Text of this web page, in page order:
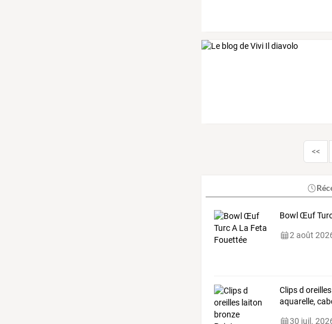
<<
Bowl Œuf
2 août
Clipsd oreilles
aquarelle,
30 juil.